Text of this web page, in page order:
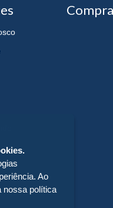
Ao
nossa política